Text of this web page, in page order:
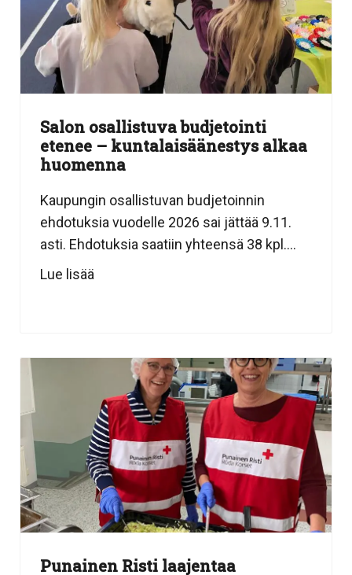
Salon osallistuva budjetointi
etenee – kuntalaisäänestys alkaa
huomenna
Kaupungin osallistuvan budjetoinnin
ehdotuksia vuodelle 2026 sai jättää 9.11.
asti. Ehdotuksia saatiin yhteensä 38 kpl....
Lue lisää
Punainen Risti laajentaa